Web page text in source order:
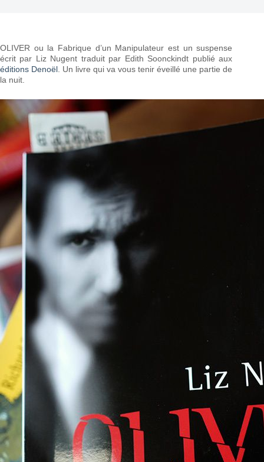
OLIVER ou la Fabrique d’un Manipulateur est un suspense
écrit par Liz Nugent traduit par Edith Soonckindt publié aux
éditions Denoël . Un livre qui va vous tenir éveillé une partie de
la nuit.